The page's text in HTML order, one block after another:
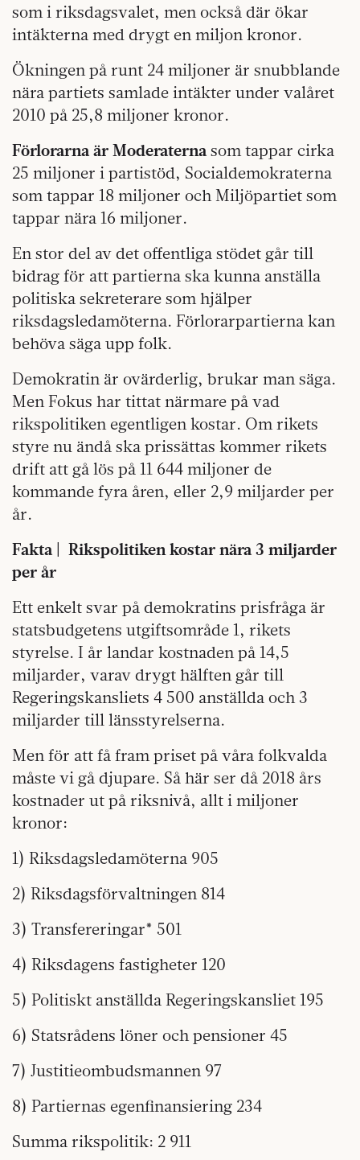
som i riksdagsvalet, men också där ökar
intäkterna med drygt en miljon kronor.
Ökningen på runt 24 miljoner är snubblande
nära partiets samlade intäkter under valåret
2010 på 25,8 miljoner kronor.
Förlorarna är Moderaterna som tappar cirka
25 miljoner i partistöd, Socialdemokraterna
som tappar 18 miljoner och Miljöpartiet som
tappar nära 16 miljoner.
En stor del av det offentliga stödet går till
bidrag för att partierna ska kunna anställa
politiska sekreterare som hjälper
riksdagsledamöterna. Förlorarpartierna kan
behöva säga upp folk.
Demokratin är ovärderlig, brukar man säga.
Men Fokus har tittat närmare på vad
rikspolitiken egentligen kostar. Om rikets
styre nu ändå ska prissättas kommer rikets
drift att gå lös på 11 644 miljoner de
kommande fyra åren, eller 2,9 miljarder per
år.
Fakta | Rikspolitiken kostar nära 3 miljarder
per år
Ett enkelt svar på demokratins prisfråga är
statsbudgetens utgiftsområde 1, rikets
styrelse. I år landar kostnaden på 14,5
miljarder, varav drygt hälften går till
Regeringskansliets 4 500 anställda och 3
miljarder till länsstyrelserna.
Men för att få fram priset på våra folkvalda
måste vi gå djupare. Så här ser då 2018 års
kostnader ut på riksnivå, allt i miljoner
kronor:
1) Riksdagsledamöterna 905
2) Riksdagsförvaltningen 814
3) Transfereringar* 501
4) Riksdagens fastigheter 120
5) Politiskt anställda Regeringskansliet 195
6) Statsrådens löner och pensioner 45
7) Justitieombudsmannen 97
8) Partiernas egenfinansiering 234
Summa rikspolitik: 2 911